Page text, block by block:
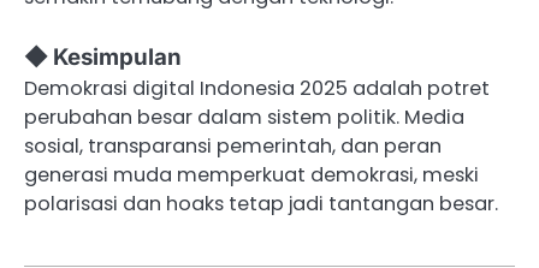
◆ Kesimpulan
Demokrasi digital Indonesia 2025 adalah potret
perubahan besar dalam sistem politik. Media
sosial, transparansi pemerintah, dan peran
generasi muda memperkuat demokrasi, meski
polarisasi dan hoaks tetap jadi tantangan besar.